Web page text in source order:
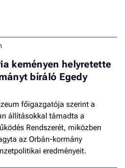
keményen helyretette
bíráló Egedy
főigazgatója szerint a
állításokkal támadta a
Rendszerét, miközben
az Orbán-kormány
eredményeit.